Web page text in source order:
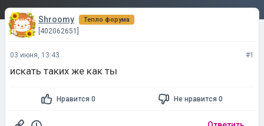
Shroomy Тепло форума
[402062651]
03 июня, 13:43 #1
искать таких же как ты
Нравится 0 Не нравится 0